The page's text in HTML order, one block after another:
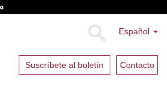
Español
Suscríbete al boletín Contacto